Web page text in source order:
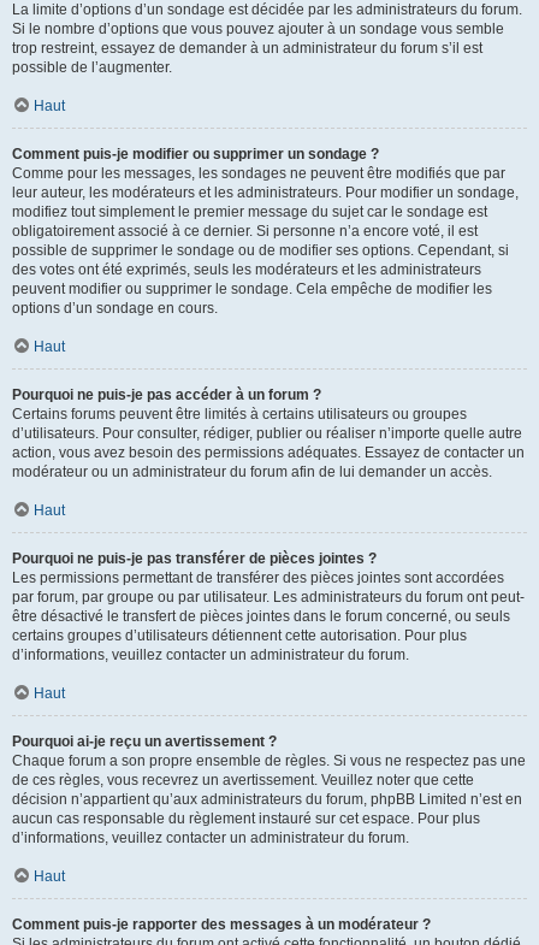
La limite d’options d’un sondage est décidée par les administrateurs du forum.
Si le nombre d’options que vous pouvez ajouter à un sondage vous semble
trop restreint, essayez de demander à un administrateur du forum s’il est
possible de l’augmenter.
Haut
Comment puis-je modifier ou supprimer un sondage ?
Comme pour les messages, les sondages ne peuvent être modifiés que par
leur auteur, les modérateurs et les administrateurs. Pour modifier un sondage,
modifiez tout simplement le premier message du sujet car le sondage est
obligatoirement associé à ce dernier. Si personne n’a encore voté, il est
possible de supprimer le sondage ou de modifier ses options. Cependant, si
des votes ont été exprimés, seuls les modérateurs et les administrateurs
peuvent modifier ou supprimer le sondage. Cela empêche de modifier les
options d’un sondage en cours.
Haut
Pourquoi ne puis-je pas accéder à un forum ?
Certains forums peuvent être limités à certains utilisateurs ou groupes
d’utilisateurs. Pour consulter, rédiger, publier ou réaliser n’importe quelle autre
action, vous avez besoin des permissions adéquates. Essayez de contacter un
modérateur ou un administrateur du forum afin de lui demander un accès.
Haut
Pourquoi ne puis-je pas transférer de pièces jointes ?
Les permissions permettant de transférer des pièces jointes sont accordées
par forum, par groupe ou par utilisateur. Les administrateurs du forum ont peut-
être désactivé le transfert de pièces jointes dans le forum concerné, ou seuls
certains groupes d’utilisateurs détiennent cette autorisation. Pour plus
d’informations, veuillez contacter un administrateur du forum.
Haut
Pourquoi ai-je reçu un avertissement ?
Chaque forum a son propre ensemble de règles. Si vous ne respectez pas une
de ces règles, vous recevrez un avertissement. Veuillez noter que cette
décision n’appartient qu’aux administrateurs du forum, phpBB Limited n’est en
aucun cas responsable du règlement instauré sur cet espace. Pour plus
d’informations, veuillez contacter un administrateur du forum.
Haut
Comment puis-je rapporter des messages à un modérateur ?